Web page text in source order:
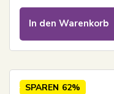
In den Warenkorb
SPAREN 62%